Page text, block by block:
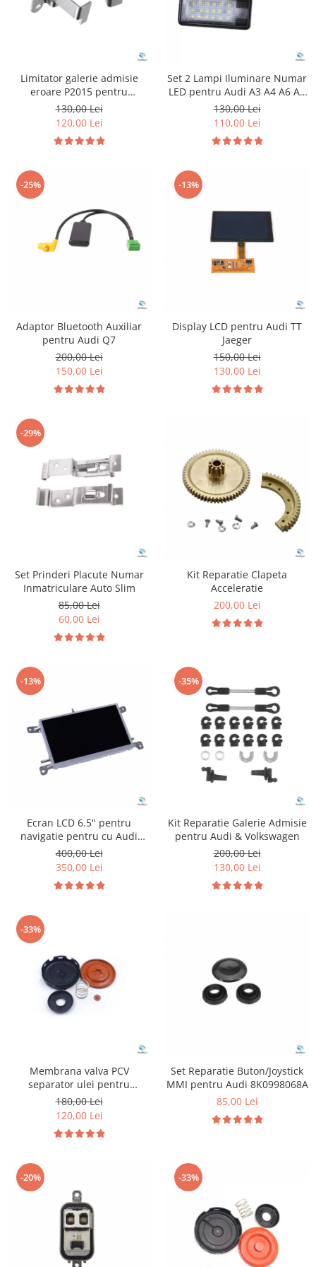
Suzuki
Volvo
Dopuri anulare clapete admisie
Adaptoare auxiliare
Produse cu discount de pana la
Eleron Portbagaj
Limitator galerie admisie
eroare P2015 pentru
Volkswagen Audi
130,00 Lei
120,00 Lei
Set 2 Lampi Iluminare Numar
LED pentru Audi A3 A4 A6 A8
Q7
130,00 Lei
110,00 Lei
-25%
Adaptor Bluetooth Auxiliar
pentru Audi Q7
200,00 Lei
150,00 Lei
-13%
Display LCD pentru Audi TT
Jaeger
150,00 Lei
130,00 Lei
-29%
Set Prinderi Placute Numar
Inmatriculare Auto Slim
85,00 Lei
60,00 Lei
Kit Reparatie Clapeta
Acceleratie
200,00 Lei
-13%
Ecran LCD 6.5" pentru
navigatie pentru cu Audi
8T0919603G
400,00 Lei
350,00 Lei
-35%
Kit Reparatie Galerie Admisie
pentru Audi & Volkswagen
200,00 Lei
130,00 Lei
-33%
Membrana valva PCV
separator ulei pentru
Volkswagen Audi Seat Skoda
1.8 2.0 TFSI TSI
180,00 Lei
120,00 Lei
Set Reparatie Buton/Joystick
MMI pentru Audi 8K0998068A
85,00 Lei
-20% -33%